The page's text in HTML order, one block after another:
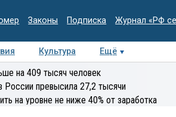
Законы Подписка Журнал «РФ
Культура
Ещё
Интервью Колумнисты
на 409 тысяч человек
России превысила 27,2 тысячи
на уровне не ниже 40% от заработка